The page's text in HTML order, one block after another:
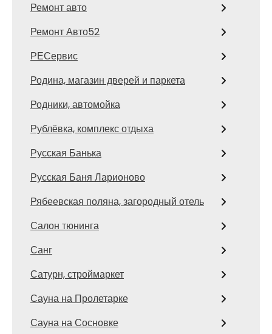
Ремонт авто
Ремонт Авто52
РЕСервис
Родина, магазин дверей и паркета
Родники, автомойка
Рублёвка, комплекс отдыха
Русская Банька
Русская Баня Ларионово
Рябеевская поляна, загородный отель
Салон тюнинга
Санг
Сатурн, строймаркет
Сауна на Пролетарке
Сауна на Сосновке